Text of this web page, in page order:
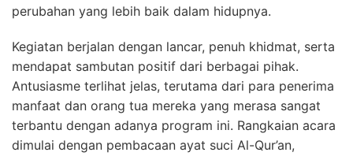
perubahan yang lebih baik dalam hidupnya.
Kegiatan berjalan dengan lancar, penuh khidmat, serta
mendapat sambutan positif dari berbagai pihak.
Antusiasme terlihat jelas, terutama dari para penerima
manfaat dan orang tua mereka yang merasa sangat
terbantu dengan adanya program ini. Rangkaian acara
dimulai dengan pembacaan ayat suci Al-Qur’an,